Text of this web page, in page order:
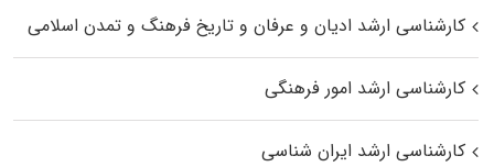
کارشناسی ارشد ادیان و عرفان و تاریخ فرهنگ و تمدن اسلامی
کارشناسی ارشد امور فرهنگی
کارشناسی ارشد ایران شناسی